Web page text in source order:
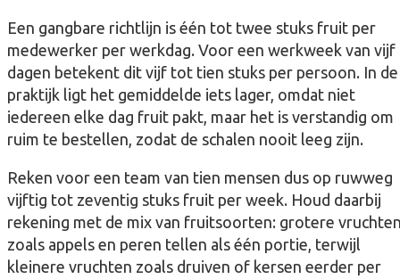
Een gangbare richtlijn is één tot twee stuks fruit per
medewerker per werkdag. Voor een werkweek van vijf
dagen betekent dit vijf tot tien stuks per persoon. In de
praktijk ligt het gemiddelde iets lager, omdat niet
iedereen elke dag fruit pakt, maar het is verstandig om
ruim te bestellen, zodat de schalen nooit leeg zijn.
Reken voor een team van tien mensen dus op ruwweg
vijftig tot zeventig stuks fruit per week. Houd daarbij
rekening met de mix van fruitsoorten: grotere
zoals appels en peren tellen als één portie, terwijl
kleinere vruchten zoals druiven of kersen eerder per